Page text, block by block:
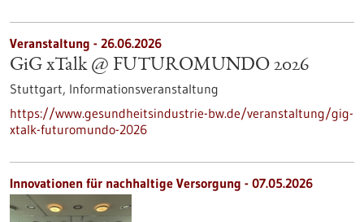
Veranstaltung - 26.06.2026
GiG xTalk @ FUTUROMUNDO 2026
Stuttgart, Informationsveranstaltung
https://www.gesundheitsindustrie-bw.de/veranstaltung/gig-
xtalk-futuromundo-2026
Innovationen für nachhaltige Versorgung - 07.05.2026